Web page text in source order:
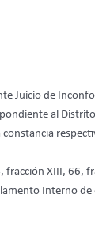
Juicio de
al
fracción XIII, 66,
Interno de